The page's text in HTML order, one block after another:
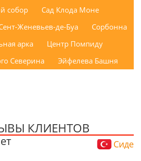
собор
Сад Клода Моне
Женевьев-де-Буа
Сорбонна
арка
Центр Помпиду
Северина
Эйфелева Башня
КЛИЕНТОВ
Сиде